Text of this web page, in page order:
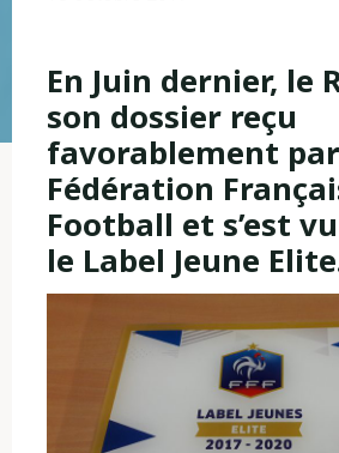
En Juin dernier, le
son dossier reçu
favorablement
Fédération
Football et s’est
le Label Jeune